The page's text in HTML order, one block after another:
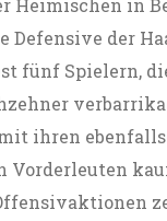
Defensive der
fünf Spielern,
ihren
Vorderleuten